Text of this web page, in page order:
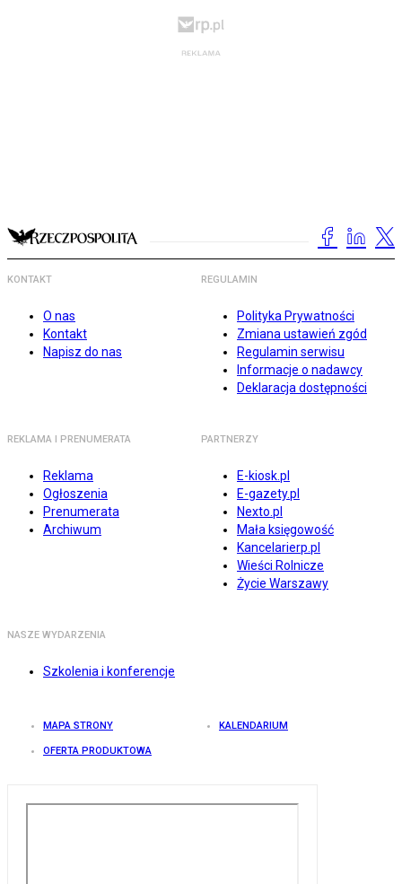
KONTAKT
O nas
Kontakt
Napisz do nas
REGULAMIN
Polityka Prywatności
Zmiana ustawień zgód
Regulamin serwisu
Informacje o nadawcy
Deklaracja dostępności
REKLAMA I PRENUMERATA
Reklama
Ogłoszenia
Prenumerata
Archiwum
PARTNERZY
E-kiosk.pl
E-gazety.pl
Nexto.pl
Mała księgowość
Kancelarierp.pl
Wieści Rolnicze
Życie Warszawy
NASZE WYDARZENIA
Szkolenia i konferencje
MAPA STRONY KALENDARIUM
OFERTA PRODUKTOWA